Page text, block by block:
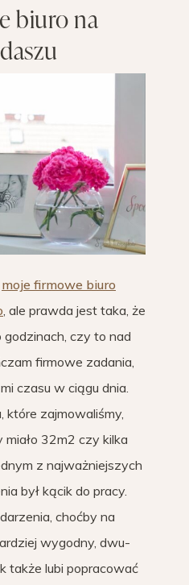
biuro na
moje firmowe biuro
, ale prawda jest taka, że
godzinach, czy to nad
firmowe zadania,
czasu w ciągu dnia.
które zajmowaliśmy,
32m2 czy kilka
z najważniejszych
był kącik do pracy.
choćby na
wygodny, dwu-
także lubi popracować